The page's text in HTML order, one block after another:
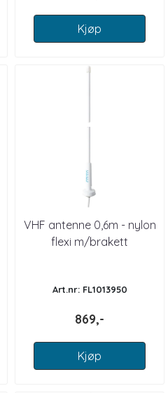
Kjøp
VHF antenne 0,6m - nylon
flexi m/brakett
Art.nr: FL1013950
869,-
Kjøp